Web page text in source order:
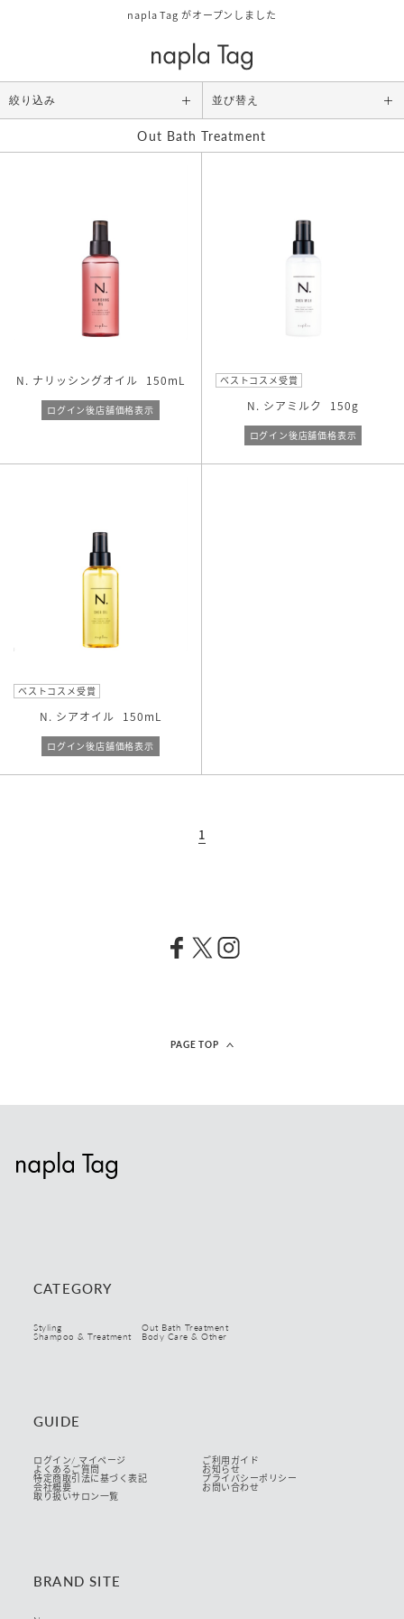
napla Tag がオープンしました
Out Bath Treatment
絞り込み 並び替え
Category
アウトバストリートメント
シャンプー/トリートメント
ボディケア/その他
レギュラーサイズ
ビックサイズ
N. ナリッシングオイル 150mL
ログイン後店舗価格表示
ベストコスメ受賞
N. シアミルク 150g
ログイン後店舗価格表示
ベストコスメ受賞
N. シアオイル 150mL
ログイン後店舗価格表示
1
PAGE TOP
CATEGORY
Styling Out Bath Treatment
Shampoo & Treatment Body Care & Other
GUIDE
ログイン/ マイページ ご利用ガイド
よくあるご質問 お知らせ
特定商取引法に基づく表記 プライバシーポリシー
会社概要 お問い合わせ
取り扱いサロン一覧
BRAND SITE